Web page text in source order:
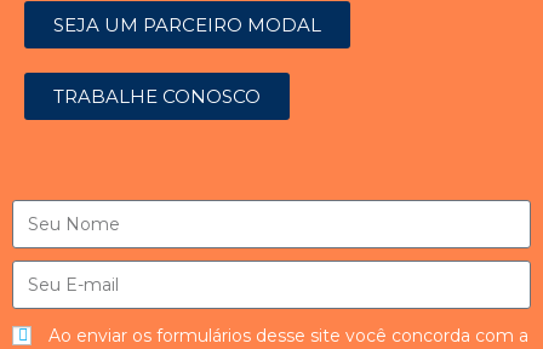
SEJA UM PARCEIRO MODAL
TRABALHE CONOSCO
Ao enviar os formulários desse site você concorda com a